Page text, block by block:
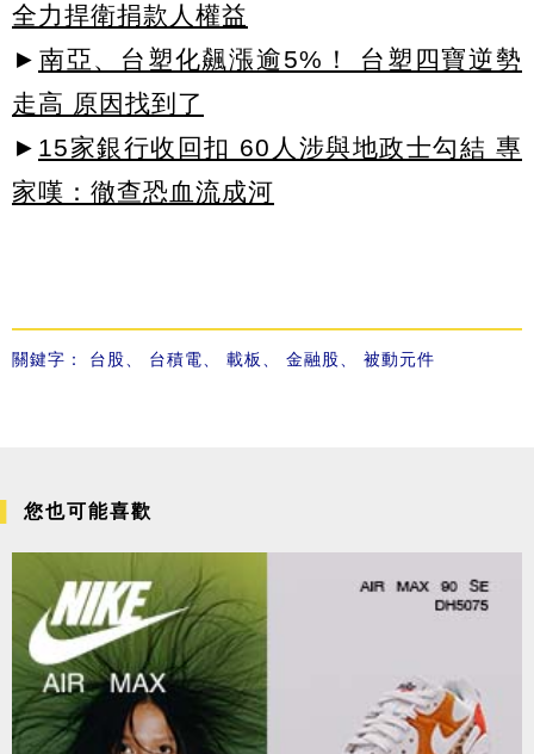
全力捍衛捐款人權益
► 南亞、台塑化飆漲逾5%！ 台塑四寶逆勢
走高 原因找到了
► 15家銀行收回扣 60人涉與地政士勾結 專
家嘆：徹查恐血流成河
關鍵字： 台股、 台積電、 載板 、 金融股、 被動元件
您也可能喜歡